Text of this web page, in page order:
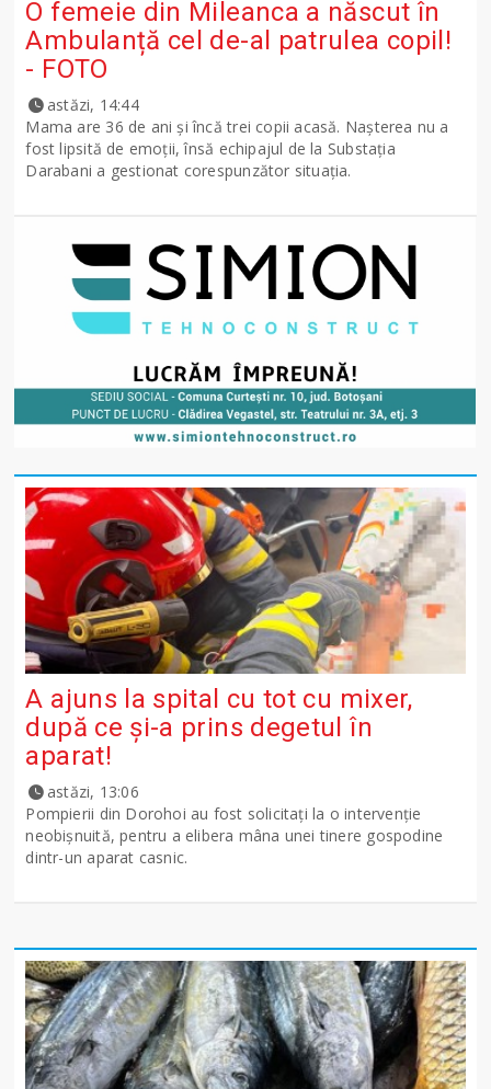
O femeie din Mileanca a născut în
Ambulanță cel de-al patrulea copil!
- FOTO
astăzi, 14:44
Mama are 36 de ani și încă trei copii acasă. Nașterea nu a
fost lipsită de emoții, însă echipajul de la Substația
Darabani a gestionat corespunzător situația.
A ajuns la spital cu tot cu mixer,
după ce și-a prins degetul în
aparat!
astăzi, 13:06
Pompierii din Dorohoi au fost solicitați la o intervenție
neobișnuită, pentru a elibera mâna unei tinere gospodine
dintr-un aparat casnic.